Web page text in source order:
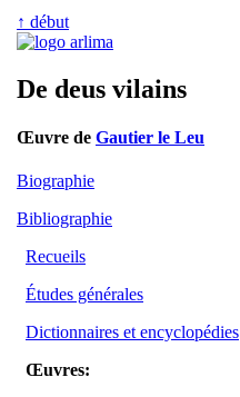
↑ début
De deus vilains
Œuvre de Gautier le Leu
Biographie
Bibliographie
Recueils
Études générales
Dictionnaires et encyclopédies
Œuvres: